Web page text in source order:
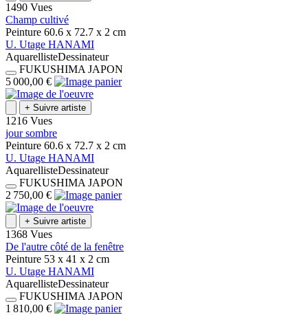
1490 Vues
Champ cultivé
Peinture 60.6 x 72.7 x 2 cm
U. Utage HANAMI
AquarellisteDessinateur
FUKUSHIMA JAPON
5 000,00 €
+ Suivre artiste
1216 Vues
jour sombre
Peinture 60.6 x 72.7 x 2 cm
U. Utage HANAMI
AquarellisteDessinateur
FUKUSHIMA JAPON
2 750,00 €
+ Suivre artiste
1368 Vues
De l'autre côté de la fenêtre
Peinture 53 x 41 x 2 cm
U. Utage HANAMI
AquarellisteDessinateur
FUKUSHIMA JAPON
1 810,00 €